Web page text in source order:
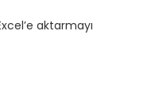
aktarmayı